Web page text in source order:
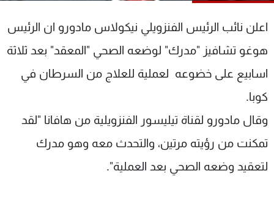
اعلن نائب الرئيس الفنزويلي نيكولاس مادورو ان الرئيس
هوغو تشافيز "مدرك" لوضعه الصحي "المعقد" بعد ثلاثة
اسابيع على خضوعه لعملية للعلاج من السرطان في
كوبا.
وقال مادورو لقناة تيليسور الفنزويلية من هافانا "لقد
تمكنت من رؤيته مرتين، والتحدث معه وهو مدرك
لتعقيد وضعه الصحي بعد العملية".
الترددات
الإنـتـاج
لاعلاناتكم
تواصل معنا